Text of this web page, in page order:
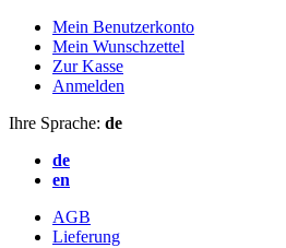
Mein Benutzerkonto
Mein Wunschzettel
Zur Kasse
Anmelden
Ihre Sprache: de
de
en
AGB
Lieferung